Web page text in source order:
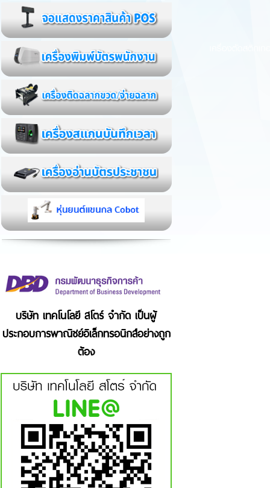
บริษัท เทคโนโลยี สโตร์ จำกัด เป็นผู้
ประกอบการพาณิชย์อิเล็กทรอนิกส์อย่างถูก
ต้อง